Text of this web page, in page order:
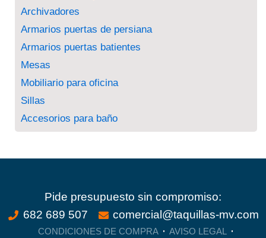
Archivadores
Armarios puertas de persiana
Armarios puertas batientes
Mesas
Mobiliario para oficina
Sillas
Accesorios para baño
Pide presupuesto sin compromiso:
682 689 507
comercial@taquillas-mv.com
CONDICIONES DE COMPRA AVISO LEGAL